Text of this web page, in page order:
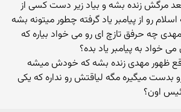
مرگش زنده بشه و بیاد زیر دست کسی از
رو از پیامبر یاد گرفته چطور میتونه بشه
چه حرفق تازچ ای رو می خواد بیاره که
می خواد به پیامبر یاد بده؟
موقع ظهور مهدی زنده بشه که خودش میشه
میگیره مگه لیاقتش رو نداره که یکی
اون؟